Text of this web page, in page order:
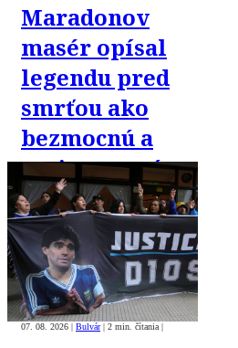
Maradonov
masér opísal
legendu pred
smrťou ako
bezmocnú a
rezignovanú
osobu
07. 08. 2026 | Bulvár | 2 min. čítania |